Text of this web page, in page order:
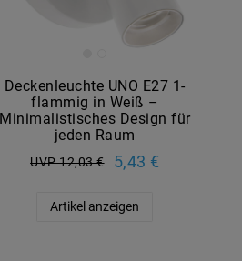
Deckenleuchte UNO E27 1-
flammig in Weiß –
Minimalistisches Design für
jeden Raum
UVP 12,03 € 5,43 €
Artikel anzeigen